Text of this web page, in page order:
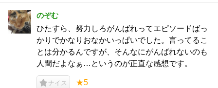
のぞむ
ひたすら、努力しろがんばれってエピソードばっ
かりでかなりおなかいっぱいでした。言ってるこ
とは分かるんですが、そんなにがんばれないのも
人間だよなぁ…というのが正直な感想です。
ナイス ★5